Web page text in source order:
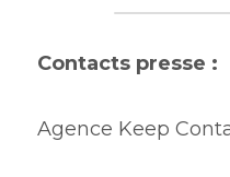
Contacts presse :
Agence Keep